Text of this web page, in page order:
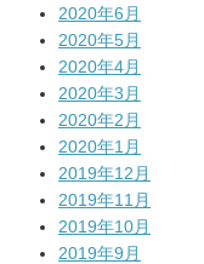
2020年6月
2020年5月
2020年4月
2020年3月
2020年2月
2020年1月
2019年12月
2019年11月
2019年10月
2019年9月